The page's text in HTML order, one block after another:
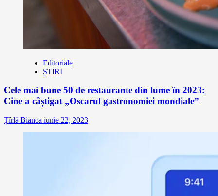
Editoriale
ȘTIRI
Cele mai bune 50 de restaurante din lume în 2023:
Cine a câștigat „Oscarul gastronomiei mondiale”
Țîrlă Bianca iunie 22, 2023